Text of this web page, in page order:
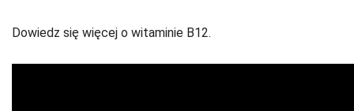
Dowiedz się więcej o witaminie B12.